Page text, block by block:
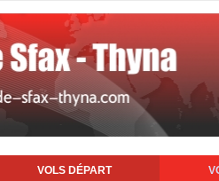
VOLS DÉPART